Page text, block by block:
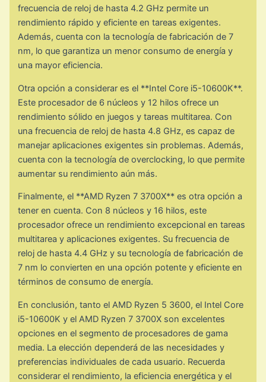
frecuencia de reloj de hasta 4.2 GHz permite un
rendimiento rápido y eficiente en tareas exigentes.
Además, cuenta con la tecnología de fabricación de 7
nm, lo que garantiza un menor consumo de energía y
una mayor eficiencia.
Otra opción a considerar es el **Intel Core i5-10600K**.
Este procesador de 6 núcleos y 12 hilos ofrece un
rendimiento sólido en juegos y tareas multitarea. Con
una frecuencia de reloj de hasta 4.8 GHz, es capaz de
manejar aplicaciones exigentes sin problemas. Además,
cuenta con la tecnología de overclocking, lo que permite
aumentar su rendimiento aún más.
Finalmente, el **AMD Ryzen 7 3700X** es otra opción a
tener en cuenta. Con 8 núcleos y 16 hilos, este
procesador ofrece un rendimiento excepcional en tareas
multitarea y aplicaciones exigentes. Su frecuencia de
reloj de hasta 4.4 GHz y su tecnología de fabricación de
7 nm lo convierten en una opción potente y eficiente en
términos de consumo de energía.
En conclusión, tanto el AMD Ryzen 5 3600, el Intel Core
i5-10600K y el AMD Ryzen 7 3700X son excelentes
opciones en el segmento de procesadores de gama
media. La elección dependerá de las necesidades y
preferencias individuales de cada usuario. Recuerda
considerar el rendimiento, la eficiencia energética y el